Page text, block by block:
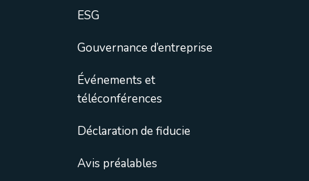
ESG
Gouvernance d’entreprise
Événements et
téléconférences
Déclaration de fiducie
Avis préalables